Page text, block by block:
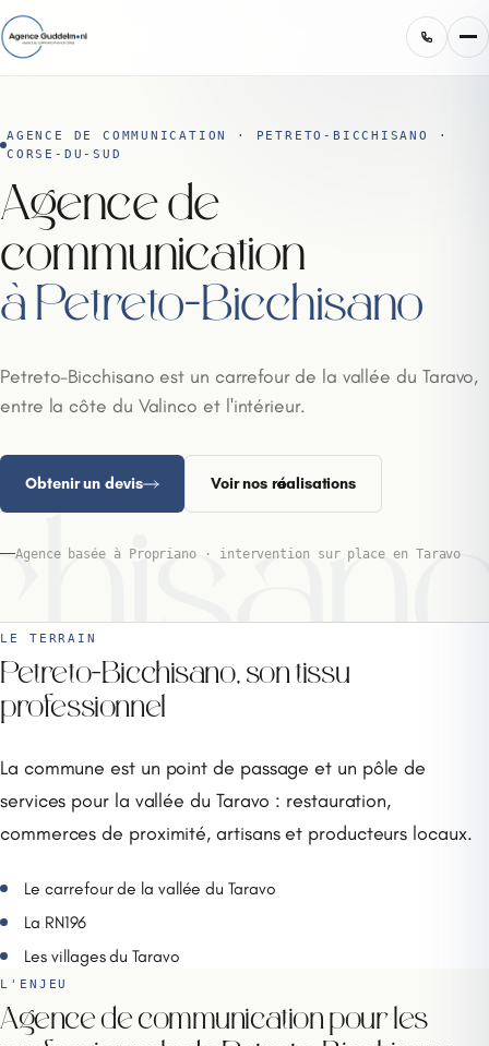
AGENCE DE COMMUNICATION · PETRETO-BICCHISANO ·
CORSE-DU-SUD
Agence de
communication
à Petreto-Bicchisano
Petreto-Bicchisano est un carrefour de la vallée du Taravo,
entre la côte du Valinco et l'intérieur.
Obtenir un devis Voir nos réalisations
Agence basée à Propriano · intervention sur place en Taravo
LE TERRAIN
Petreto-Bicchisano, son tissu
professionnel
La commune est un point de passage et un pôle de
services pour la vallée du Taravo : restauration,
commerces de proximité, artisans et producteurs locaux.
Le carrefour de la vallée du Taravo
La RN196
Les villages du Taravo
L'ENJEU
Agence de communication pour les